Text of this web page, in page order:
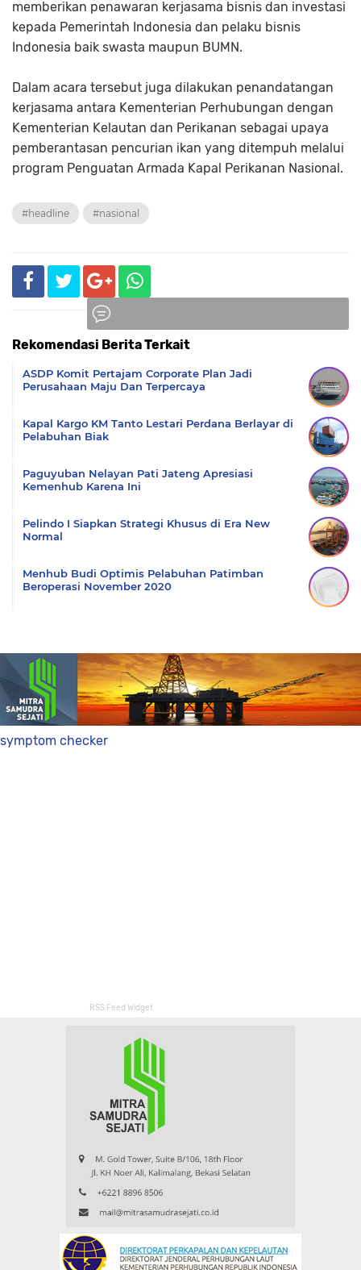
memberikan penawaran kerjasama bisnis dan investasi
kepada Pemerintah Indonesia dan pelaku bisnis
Indonesia baik swasta maupun BUMN.
Dalam acara tersebut juga dilakukan penandatangan
kerjasama antara Kementerian Perhubungan dengan
Kementerian Kelautan dan Perikanan sebagai upaya
pemberantasan pencurian ikan yang ditempuh melalui
program Penguatan Armada Kapal Perikanan Nasional.
#headline #nasional
Rekomendasi Berita Terkait
ASDP Komit Pertajam Corporate Plan Jadi
Perusahaan Maju Dan Terpercaya
Kapal Kargo KM Tanto Lestari Perdana Berlayar di
Pelabuhan Biak
Paguyuban Nelayan Pati Jateng Apresiasi
Kemenhub Karena Ini
Pelindo I Siapkan Strategi Khusus di Era New
Normal
Menhub Budi Optimis Pelabuhan Patimban
Beroperasi November 2020
symptom checker
RSS Feed Widget